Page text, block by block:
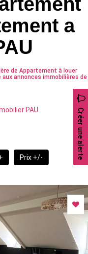
a
de Appartement à louer
aux annonces immobilières de
PAU Créer une alerte
Prix +/-